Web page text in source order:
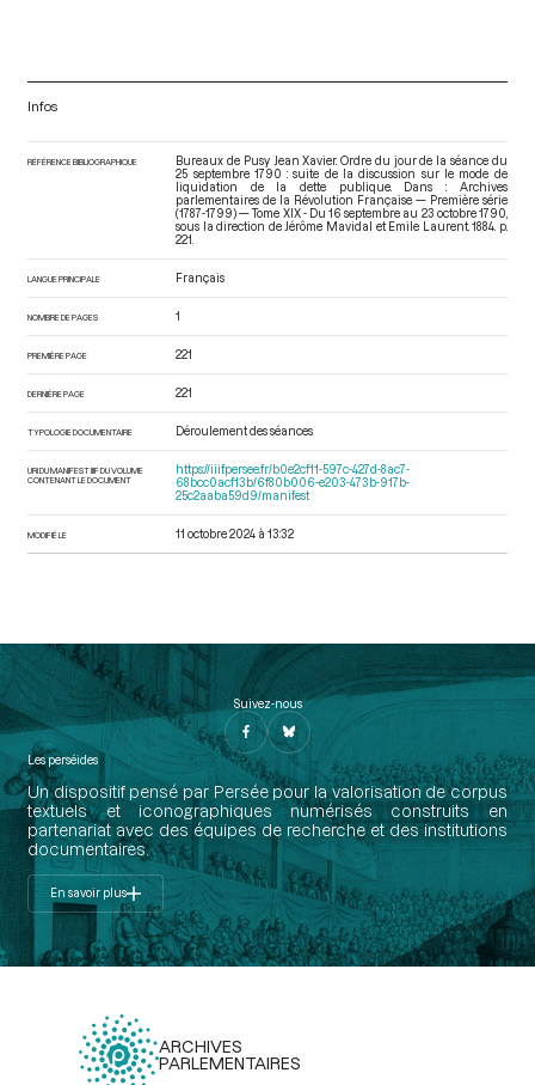
Infos
RÉFÉRENCE BIBLIOGRAPHIQUE
Bureaux de Pusy Jean Xavier. Ordre du jour de la séance du
25 septembre 1790 : suite de la discussion sur le mode de
liquidation de la dette publique. Dans : Archives
parlementaires de la Révolution Française — Première série
(1787-1799) — Tome XIX - Du 16 septembre au 23 octobre 1790
sous la direction de Jérôme Mavidal et Emile Laurent. 1884. p.
221.
LANGUE PRINCIPALE Français
NOMBRE DE PAGES 1
PREMIÈRE PAGE 221
DERNIÈRE PAGE 221
TYPOLOGIE DOCUMENTAIRE Déroulement des séances
URI DU MANIFEST IIIF DU VOLUME
CONTENANT LE DOCUMENT
https://iiif.persee.fr/b0e2cf11-597c-427d-8ac7-
68bcc0acf13b/6f80b006-e203-473b-917b-
25c2aaba59d9/manifest
MODIFIÉ LE 11 octobre 2024 à 13:32
Suivez-nous
Les perséides
Un dispositif pensé par Persée pour la valorisation de corpus
textuels et iconographiques numérisés construits en
partenariat avec des équipes de recherche et des institutions
documentaires.
En savoir plus
ARCHIVES
PARLEMENTAIRES